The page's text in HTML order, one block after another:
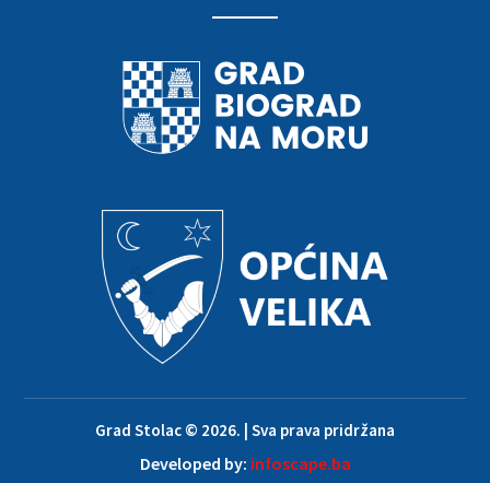
Grad Stolac © 2026. | Sva prava pridržana
Developed by: infoscape.ba